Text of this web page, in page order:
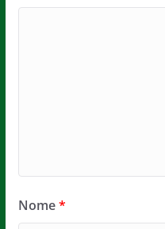
Nome*